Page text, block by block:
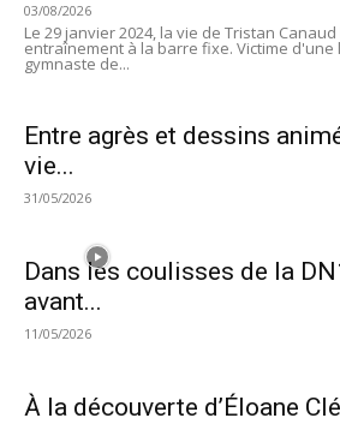
03/08/2026
Le 29 janvier 2024, la vie de Tristan
entraînement à la barre fixe. Victime d'une
gymnaste de...
Entre agrès et dessins
vie...
31/05/2026
Dans les coulisses de la
avant...
11/05/2026
À la découverte d’Éloane